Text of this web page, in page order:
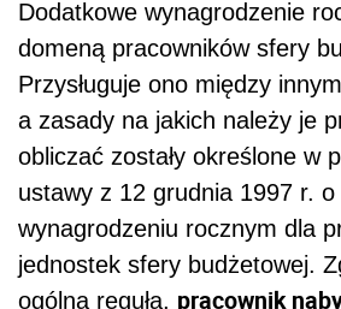
Dodatkowe wynagrodzenie
domeną pracowników sfery
Przysługuje ono między
a zasady na jakich należy je
obliczać zostały określone w
ustawy z 12 grudnia 1997 r.
wynagrodzeniu rocznym dla
jednostek sfery budżetowej.
ogólną regułą, pracownik